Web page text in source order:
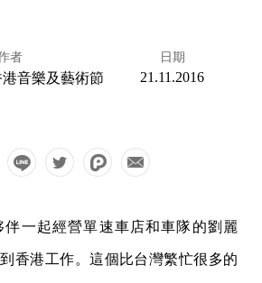
者
港音樂及藝術節
日期
21.11.2016
一起經營單速車店和車隊的劉麗
香港工作。這個比台灣繁忙很多的